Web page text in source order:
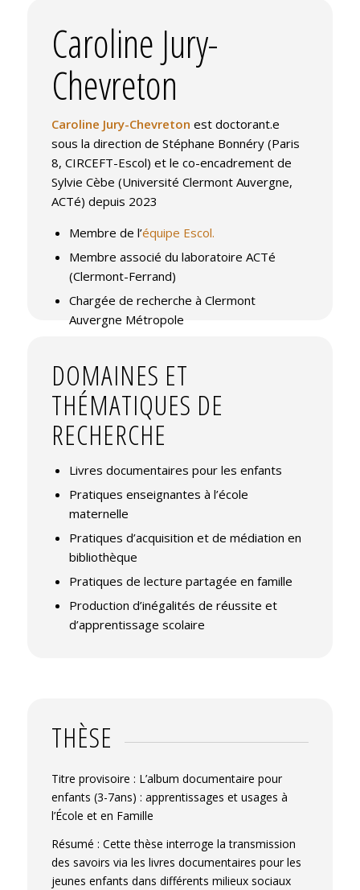
Caroline Jury-
Chevreton
Caroline Jury-Chevreton est doctorant.e
sous la direction de Stéphane Bonnéry (Paris
8, CIRCEFT-Escol) et le co-encadrement de
Sylvie Cèbe (Université Clermont Auvergne,
ACTé) depuis 2023
Membre de l’équipe Escol.
Membre associé du laboratoire ACTé
(Clermont-Ferrand)
Chargée de recherche à Clermont
Auvergne Métropole
DOMAINES ET
THÉMATIQUES DE
RECHERCHE
Livres documentaires pour les enfants
Pratiques enseignantes à l’école
maternelle
Pratiques d’acquisition et de médiation en
bibliothèque
Pratiques de lecture partagée en famille
Production d’inégalités de réussite et
d’apprentissage scolaire
THÈSE
Titre provisoire : L’album documentaire pour
enfants (3-7ans) : apprentissages et usages à
l’École et en Famille
Résumé : Cette thèse interroge la transmission
des savoirs via les livres documentaires pour les
jeunes enfants dans différents milieux sociaux